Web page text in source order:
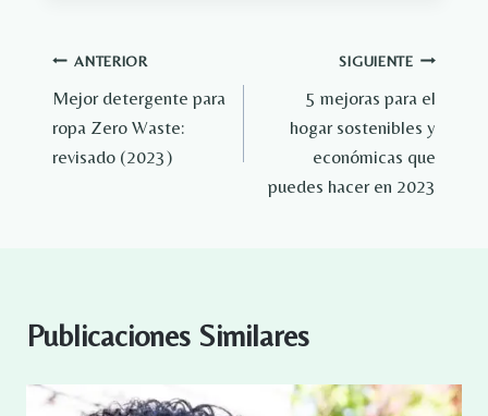
Navegación
de
entradas
ANTERIOR
Mejor detergente para
ropa Zero Waste:
revisado (2023)
SIGUIENTE
5 mejoras para el
hogar sostenibles y
económicas que
puedes hacer en 2023
Publicaciones Similares